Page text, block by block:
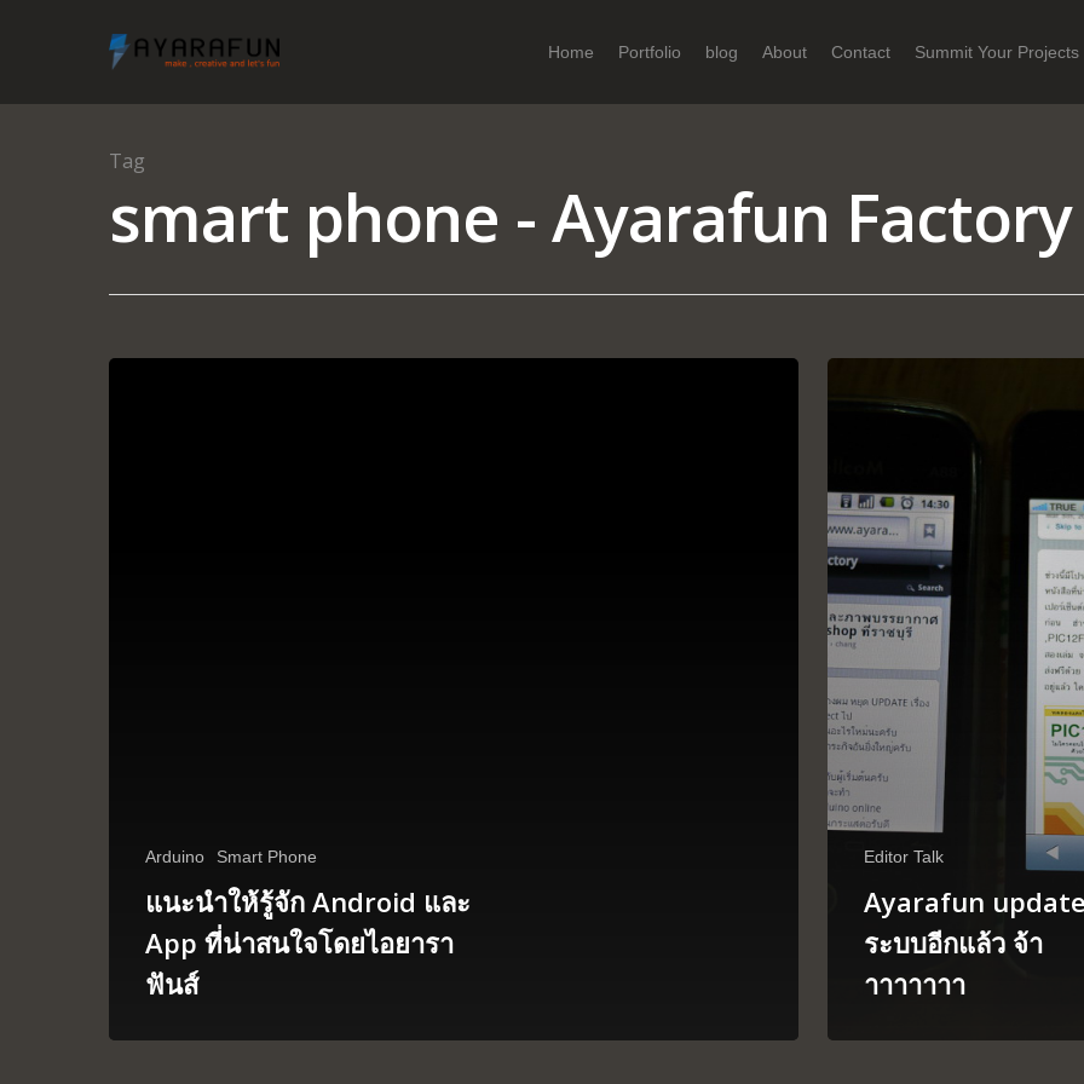
Home Portfolio blog About Contact Summit Your Projects
Tag
smart phone - Ayarafun Factory
Arduino Smart Phone
แนะนำให้รู้จัก Android และ
App ที่น่าสนใจโดยไอยารา
ฟันส์
Editor Talk
Ayarafun
ระบบอีกแล้ว จ้า
าาาาาาา